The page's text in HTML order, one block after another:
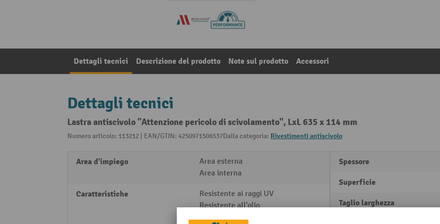
Dettagli tecnici Descrizione del prodotto Note sul prodotto Accessori
Dettagli tecnici
Lastra antiscivolo "Attenzione pericolo di scivolamento", LxL 635 x 114 mm
Numero articolo: 113212 | EAN/GTIN: 4250971506537Dalla categoria: Rivestimenti antiscivolo
Area d'impiego
Area esterna
Area interna
Caratteristiche
Resistente ai raggi UV
Resistente all'olio
Resistenza chimica
Spessore
Superficie
Taglio larghezza